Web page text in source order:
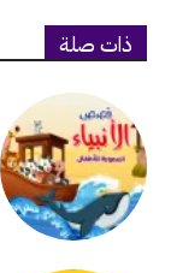
ذات صلة